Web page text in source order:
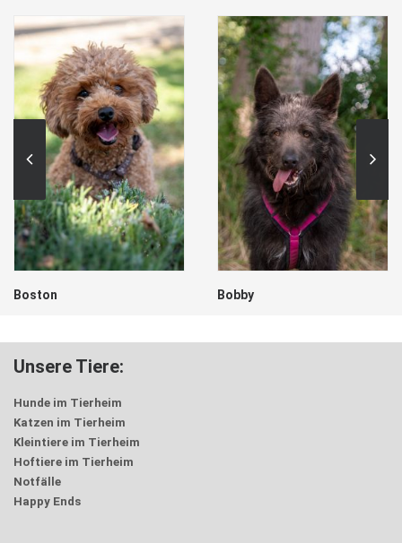
Boston Bobby
Unsere Tiere:
Hunde im Tierheim
Katzen im Tierheim
Kleintiere im Tierheim
Hoftiere im Tierheim
Notfälle
Happy Ends